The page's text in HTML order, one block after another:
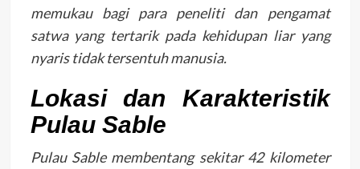
memukau bagi para peneliti dan pengamat
satwa yang tertarik pada kehidupan liar yang
nyaris tidak tersentuh manusia.
Lokasi dan Karakteristik
Pulau Sable
Pulau Sable membentang sekitar 42 kilometer